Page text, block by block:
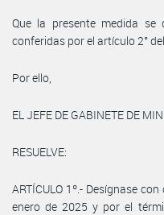
Que la presente medida
conferidas por el artículo 2°
Por ello,
EL JEFE DE GABINETE DE
RESUELVE:
ARTÍCULO 1º.- Desígnase
enero de 2025 y por el